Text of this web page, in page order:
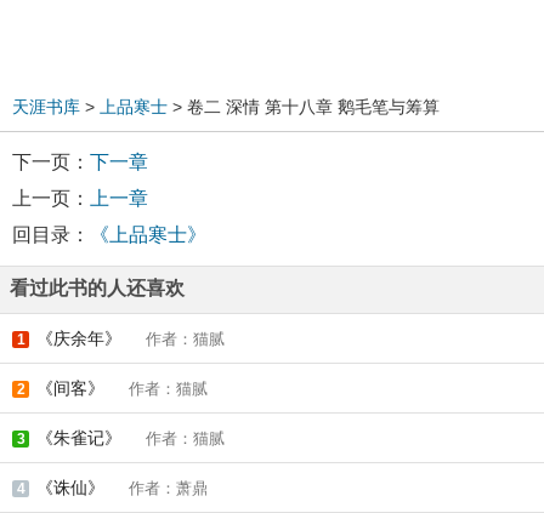
天涯书库 > 上品寒士 > 卷二 深情 第十八章 鹅毛笔与筹算
下一页： 下一章
上一页：
上一章
回目录：
《上品寒士》
看过此书的人还喜欢
1 《庆余年》 作者：猫腻
2 《间客》 作者：猫腻
3 《朱雀记》 作者：猫腻
4 《诛仙》 作者：萧鼎